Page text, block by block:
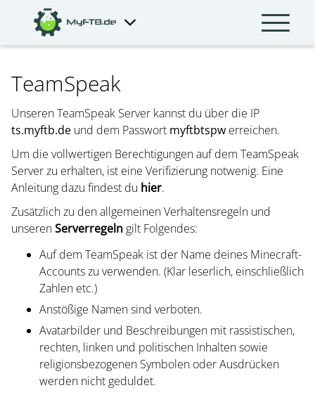
TeamSpeak
Unseren TeamSpeak Server kannst du über die IP
ts.myftb.de und dem Passwort myftbtspw erreichen.
Um die vollwertigen Berechtigungen auf dem TeamSpeak
Server zu erhalten, ist eine Verifizierung notwenig. Eine
Anleitung dazu findest du hier.
Zusätzlich zu den allgemeinen Verhaltensregeln und
unserenServerregeln gilt Folgendes:
Auf dem TeamSpeak ist der Name deines Minecraft-
Accounts zu verwenden. (Klar leserlich, einschließlich
Zahlen etc.)
Anstößige Namen sind verboten.
Avatarbilder und Beschreibungen mit rassistischen,
rechten, linken und politischen Inhalten sowie
religionsbezogenen Symbolen oder Ausdrücken
werden nicht geduldet.